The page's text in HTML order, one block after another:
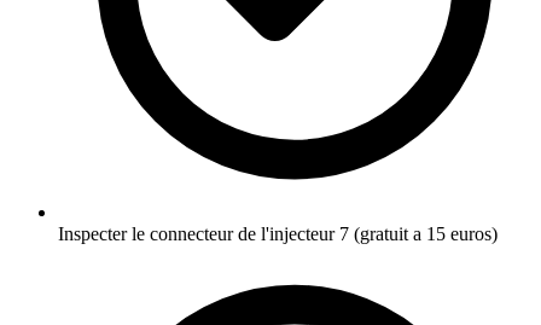
Inspecter le connecteur de l'injecteur 7 (gratuit a 15 euros)